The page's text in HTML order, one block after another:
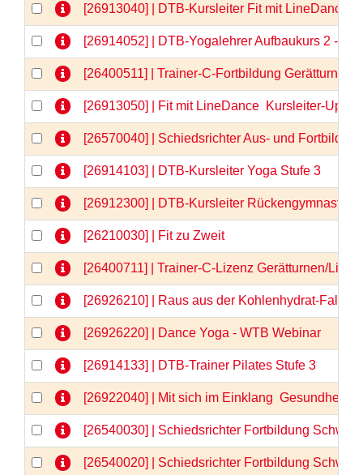
[26913040] | DTB-Kursleiter Fit mit LineDance
[26914052] | DTB-Yogalehrer Aufbaukurs 2 -
[26400511] | Trainer-C-Fortbildung Gerätturnen
[26913050] | Fit mit LineDance  Kursleiter-
[26570040] | Schiedsrichter Aus- und
[26914103] | DTB-Kursleiter Yoga Stufe 3
[26912300] | DTB-Kursleiter Rückengymnastik
[26210030] | Fit zu Zweit
[26400711] | Trainer-C-Lizenz Gerätturnen/
[26926210] | Raus aus der Kohlenhydrat-Falle
[26926220] | Dance Yoga - WTB Webinar
[26914133] | DTB-Trainer Pilates Stufe 3
[26922040] | Mit sich im Einklang  Gesundheit
[26540030] | Schiedsrichter Fortbildung
[26540020] | Schiedsrichter Fortbildung